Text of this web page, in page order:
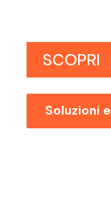
SCOPRI
Soluzioni